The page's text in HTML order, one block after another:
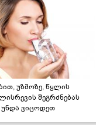
უზმოზე, წყლის
შეგრძნებას
უნდა ვიცოდეთ